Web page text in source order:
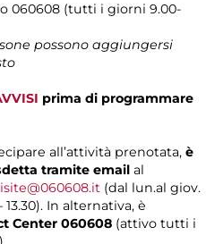
060608 (tutti i giorni 9.00-
possono aggiungersi
prima di programmare
all’attività prenotata, è
tramite email al
(dal lun.al giov.
13.30). In alternativa, è
Center 060608 (attivo tutti i